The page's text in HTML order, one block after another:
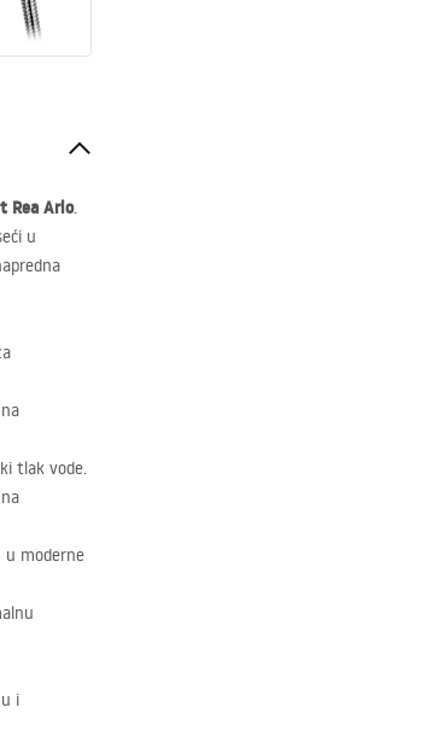
Rea Arlo.
u
tlak vode.
u moderne
i